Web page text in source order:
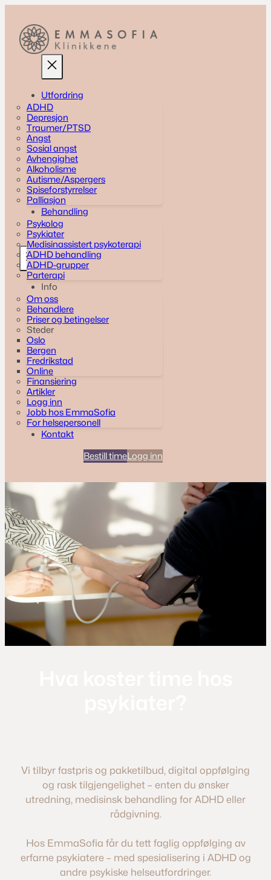
innhold
Utfordring
ADHD
Depresjon
Traumer/PTSD
Angst
Sosial angst
Avhengighet
Alkoholisme
Autisme/Aspergers
Spiseforstyrrelser
Palliasjon
Behandling
Psykolog
Psykiater
Medisinassistert psykoterapi
ADHD behandling
ADHD-grupper
Parterapi
Info
Om oss
Behandlere
Priser og betingelser
Steder
Oslo
Bergen
Fredrikstad
Online
Finansiering
Artikler
Logg inn
Jobb hos EmmaSofia
For helsepersonell
Kontakt
Bestill timeLogg inn
Vi tilbyr fastpris og pakketilbud, digital oppfølging
og rask tilgjengelighet – enten du ønsker
utredning, medisinsk behandling for ADHD eller
rådgivning.
Hos EmmaSofia får du tett faglig oppfølging av
erfarne psykiatere – med spesialisering i ADHD og
andre psykiske helseutfordringer.